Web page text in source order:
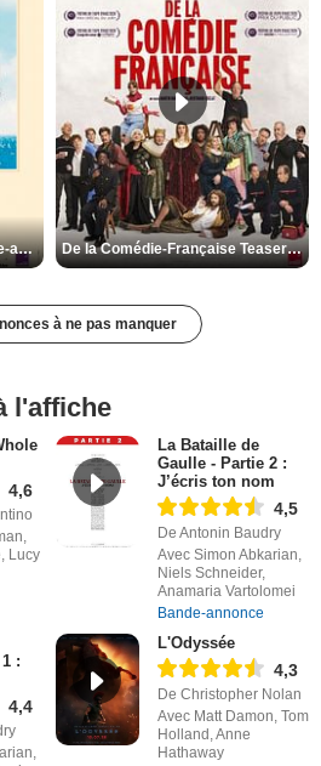
Les Matins merveilleux Bande-annonce VF De la Comédie-Française Teaser VF
à ne pas manquer
l'affiche
4,6
Lucy
La Bataille de
Gaulle - Partie 2 :
J’écris ton nom
4,5
De Antonin Baudry
Avec Simon Abkarian,
Niels Schneider,
Anamaria Vartolomei
Bande-annonce
:
4,4
L'Odyssée
4,3
De Christopher Nolan
Avec Matt Damon, Tom
Holland, Anne
Hathaway